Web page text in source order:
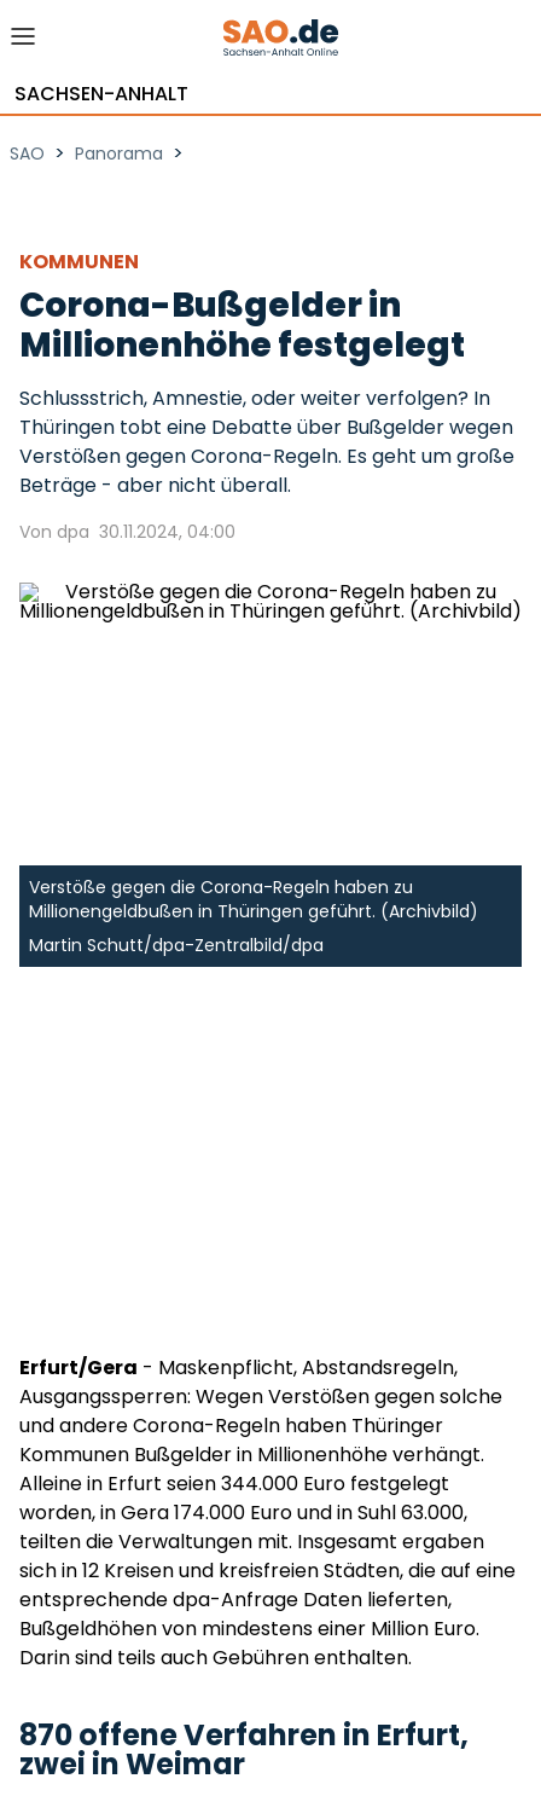
SACHSEN-ANHALT
SAO > Panorama >
KOMMUNEN
Corona-Bußgelder in
Millionenhöhe festgelegt
Schlussstrich, Amnestie, oder weiter verfolgen? In
Thüringen tobt eine Debatte über Bußgelder wegen
Verstößen gegen Corona-Regeln. Es geht um große
Beträge - aber nicht überall.
Von dpa 30.11.2024, 04:00
Verstöße gegen die Corona-Regeln haben zu
Millionengeldbußen in Thüringen geführt. (Archivbild)
Martin Schutt/dpa-Zentralbild/dpa
Erfurt/Gera - Maskenpflicht, Abstandsregeln,
Ausgangssperren: Wegen Verstößen gegen solche
und andere Corona-Regeln haben Thüringer
Kommunen Bußgelder in Millionenhöhe verhängt.
Alleine in Erfurt seien 344.000 Euro festgelegt
worden, in Gera 174.000 Euro und in Suhl 63.000,
teilten die Verwaltungen mit. Insgesamt ergaben
sich in 12 Kreisen und kreisfreien Städten, die auf eine
entsprechende dpa-Anfrage Daten lieferten,
Bußgeldhöhen von mindestens einer Million Euro.
Darin sind teils auch Gebühren enthalten.
870 offene Verfahren in Erfurt,
zwei in Weimar